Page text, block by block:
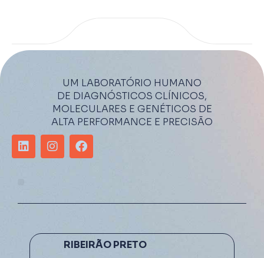
UM LABORATÓRIO HUMANO
DE DIAGNÓSTICOS CLÍNICOS,
MOLECULARES E GENÉTICOS DE
ALTA PERFORMANCE E PRECISÃO
RIBEIRÃO PRETO